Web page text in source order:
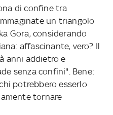
di confine tra
un triangolo
Gora, considerando
affascinante, vero? Il
anni addietro e
senza confini". Bene:
potrebbero esserlo
tornare